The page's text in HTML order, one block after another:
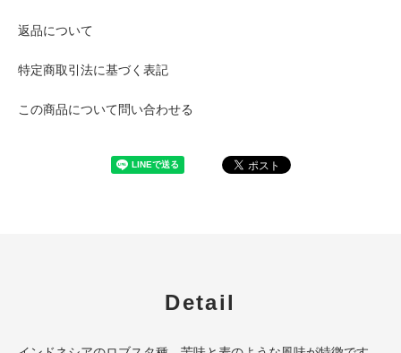
返品について
特定商取引法に基づく表記
この商品について問い合わせる
Detail